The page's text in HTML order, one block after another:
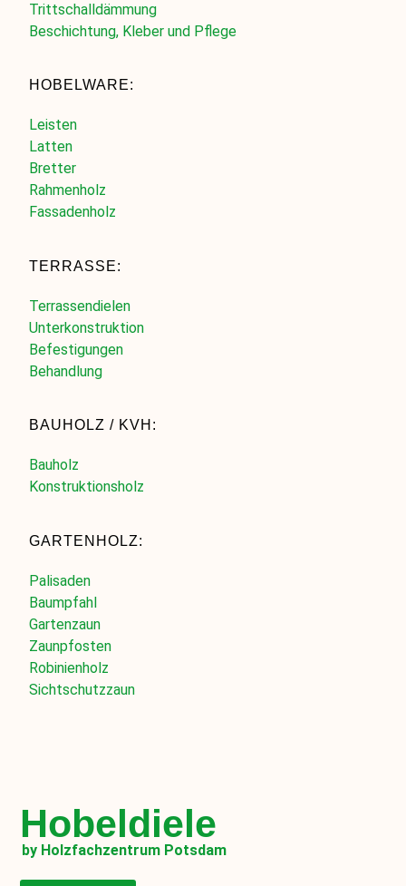
Trittschalldämmung
Beschichtung, Kleber und Pflege
HOBELWARE:
Leisten
Latten
Bretter
Rahmenholz
Fassadenholz
TERRASSE:
Terrassendielen
Unterkonstruktion
Befestigungen
Behandlung
BAUHOLZ / KVH:
Bauholz
Konstruktionsholz
GARTENHOLZ:
Palisaden
Baumpfahl
Gartenzaun
Zaunpfosten
Robinienholz
Sichtschutzzaun
Hobeldiele
by Holzfachzentrum Potsdam